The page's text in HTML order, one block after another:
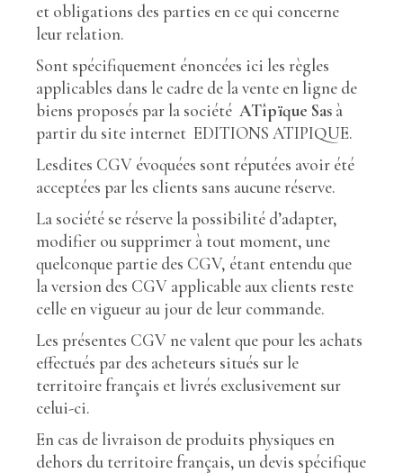
et obligations des parties en ce qui concerne
leur relation.
Sont spécifiquement énoncées ici les règles
applicables dans le cadre de la vente en ligne de
biens proposés par la sociétéATîpïque Sas à
partir du site internet EDITIONS ATIPIQUE.
Lesdites CGV évoquées sont réputées avoir été
acceptées par les clients sans aucune réserve.
La société se réserve la possibilité d’adapter,
modifier ou supprimer à tout moment, une
quelconque partie des CGV, étant entendu que
la version des CGV applicable aux clients reste
celle en vigueur au jour de leur commande.
Les présentes CGV ne valent que pour les achats
effectués par des acheteurs situés sur le
territoire français et livrés exclusivement sur
celui-ci.
En cas de livraison de produits physiques en
dehors du territoire français, un devis spécifique